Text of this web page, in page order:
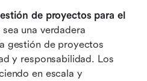
de proyectos para el
sea una verdadera
gestión de proyectos
y responsabilidad. Los
en escala y
proyectos para
proyecto